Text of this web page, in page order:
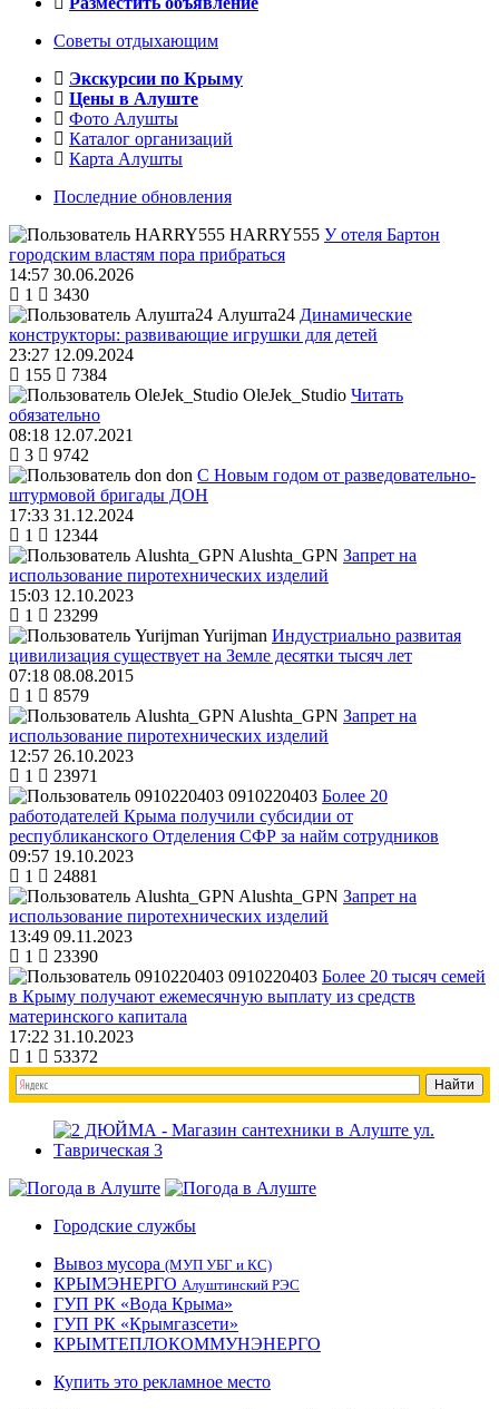
Советы отдыхающим
Экскурсии по Крыму
Цены в Алуште
Фото Алушты
Каталог организаций
Карта Алушты
Последние обновления
HARRY555 У отеля Бартон
городским властям пора прибраться
14:57 30.06.2026
1
3430
Алушта24 Динамические
конструкторы: развивающие игрушки для детей
23:27 12.09.2024
155
7384
OleJek_Studio Читать
обязательно
08:18 12.07.2021
3
9742
don С Новым годом от разведовательно-
штурмовой бригады ДОН
17:33 31.12.2024
1
12344
Alushta_GPN Запрет на
использование пиротехнических изделий
15:03 12.10.2023
1
23299
Yurijman Индустриально развитая
цивилизация существует на Земле десятки тысяч лет
07:18 08.08.2015
1
8579
Alushta_GPN Запрет на
использование пиротехнических изделий
12:57 26.10.2023
1
23971
0910220403 Более 20
работодателей Крыма получили субсидии от
республиканского Отделения СФР за найм сотрудников
09:57 19.10.2023
1
24881
Alushta_GPN Запрет на
использование пиротехнических изделий
13:49 09.11.2023
1
23390
0910220403 Более 20 тысяч семей
в Крыму получают ежемесячную выплату из средств
материнского капитала
17:22 31.10.2023
1
53372
Городские службы
Вывоз мусора (МУП УБГ и КС)
КРЫМЭНЕРГО Алуштинский РЭС
ГУП РК «Вода Крыма»
ГУП РК «Крымгазсети»
КРЫМТЕПЛОКОММУНЭНЕРГО
Купить это рекламное место